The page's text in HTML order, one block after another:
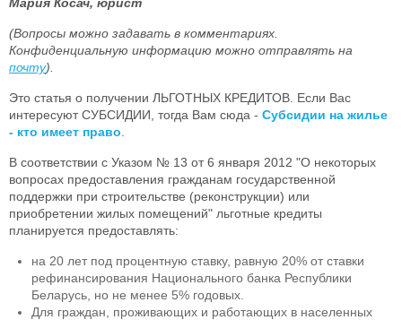
(Вопросы можно задавать в комментариях.
Конфиденциальную информацию можно отправлять на
почту).
Это статья о получении ЛЬГОТНЫХ КРЕДИТОВ. Если Вас
интересуют СУБСИДИИ, тогда Вам сюда - Субсидии на жилье
- кто имеет право
В соответствии с Указом № 13 от 6 января 2012 "О некоторых
вопросах предоставления гражданам государственной
поддержки при строительстве (реконструкции) или
приобретении жилых помещений" льготные кредиты
планируется предоставлять:
на 20 лет под процентную ставку, равную 20% от ставки
рефинансирования Национального банка Республики
Беларусь, но не менее 5% годовых.
Для граждан, проживающих и работающих в населенных